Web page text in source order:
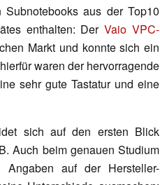
aus der Top10
enthalten: DerVaio VPC-
Markt und konnte sich ein
waren der hervorragende
sehr gute Tastatur und eine
sich auf den ersten Blick
Auch beim genauen Studium
Angaben auf der Hersteller-